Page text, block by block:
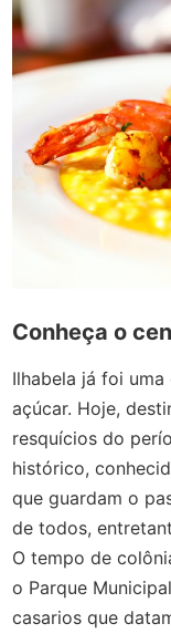
Conheça o
Ilhabela já foi
açúcar. Hoje,
resquícios do
histórico,
que guardam o
de todos,
O tempo de
o Parque
casarios que